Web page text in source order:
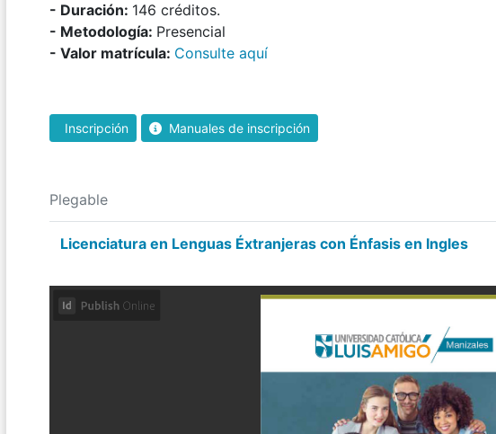
- Duración: 146 créditos.
- Metodología: Presencial
- Valor matrícula: Consulte aquí
Inscripción Manuales de inscripción
Plegable
Licenciatura en Lenguas Éxtranjeras con Énfasis en Ingles